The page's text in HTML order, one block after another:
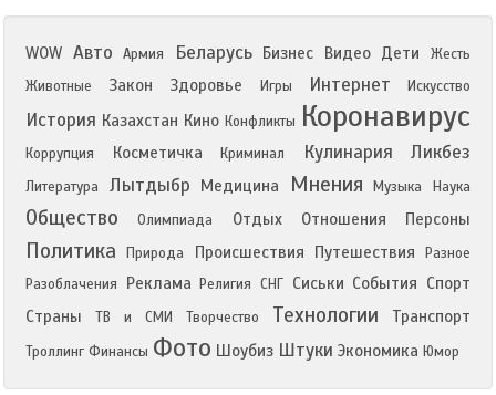
WOW Авто Армия Беларусь Бизнес Видео Дети
Жесть
Животные
Закон Здоровье Игры Интернет Искусство
История Казахстан Кино Конфликты Коронавирус
Коррупция Косметичка Криминал Кулинария Ликбез
Литература Лытдыбр Медицина Мнения Музыка Наука
Общество Олимпиада Отдых Отношения Персоны
Политика Природа Происшествия Путешествия
Разное
Разоблачения
Реклама Религия СНГ Сиськи События Спорт
Страны
ТВ и СМИ Творчество Технологии Транспорт
Троллинг Финансы Фото Шоубиз Штуки Экономика Юмор